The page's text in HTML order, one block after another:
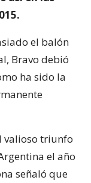
el balón
Bravo debió
ha sido la
valioso triunfo
el año
señaló que